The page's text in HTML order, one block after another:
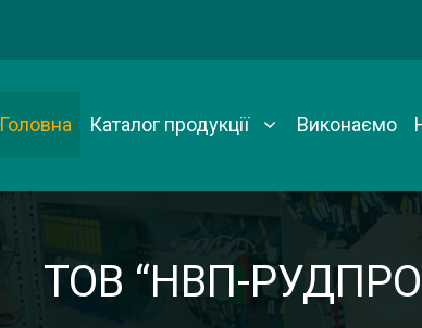
Головна Каталог продукції Виконаємо
ТОВ “НВП-